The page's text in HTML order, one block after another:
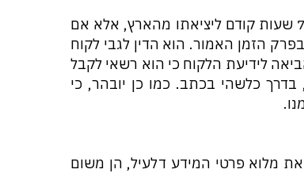
התקנות לא חלות על מי שמבקש לרכוש חבילת תיור 72 שעות קודם ליציאתו מהארץ, אלא אם
הזמן האמור. הוא הדין לגבי לקוח
לידיעת הלקוח כי הוא רשאי לקבל
תקנה 2 אם יבקש זאת, בדרך כלשהי בכתב. כמו כן יובהר, כי
את מלוא פרטי המידע דלעיל, הן משום